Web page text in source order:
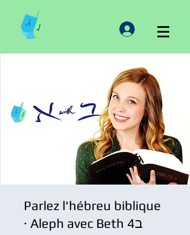
Parlez l'hébreu biblique
· Aleph avec Beth 4ב